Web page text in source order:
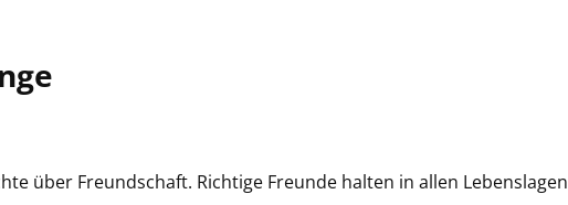
über Freundschaft. Richtige Freunde halten in allen Lebenslagen